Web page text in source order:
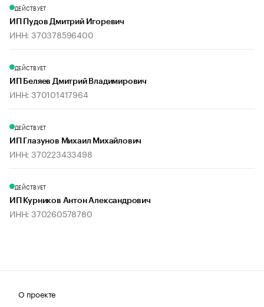
ДЕЙСТВУЕТ
ИП Пудов Дмитрий Игоревич
ИНН: 370378596400
ДЕЙСТВУЕТ
ИП Беляев Дмитрий Владимирович
ИНН: 370101417964
ДЕЙСТВУЕТ
ИП Глазунов Михаил Михайлович
ИНН: 370223433498
ДЕЙСТВУЕТ
ИП Курников Антон Александрович
ИНН: 370260578780
О проекте